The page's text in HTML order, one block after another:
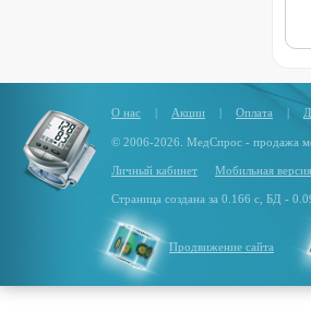
О нас | Акции | Оплата |
© 2006-2026. МедСпрос - продажа
Личный кабинет Мобильная
Страница создана за 0.166 с, БД -
Продвижение сайта